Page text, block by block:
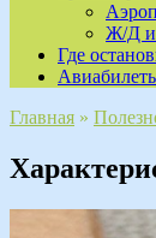
Ж/Д и
Где
Главная »